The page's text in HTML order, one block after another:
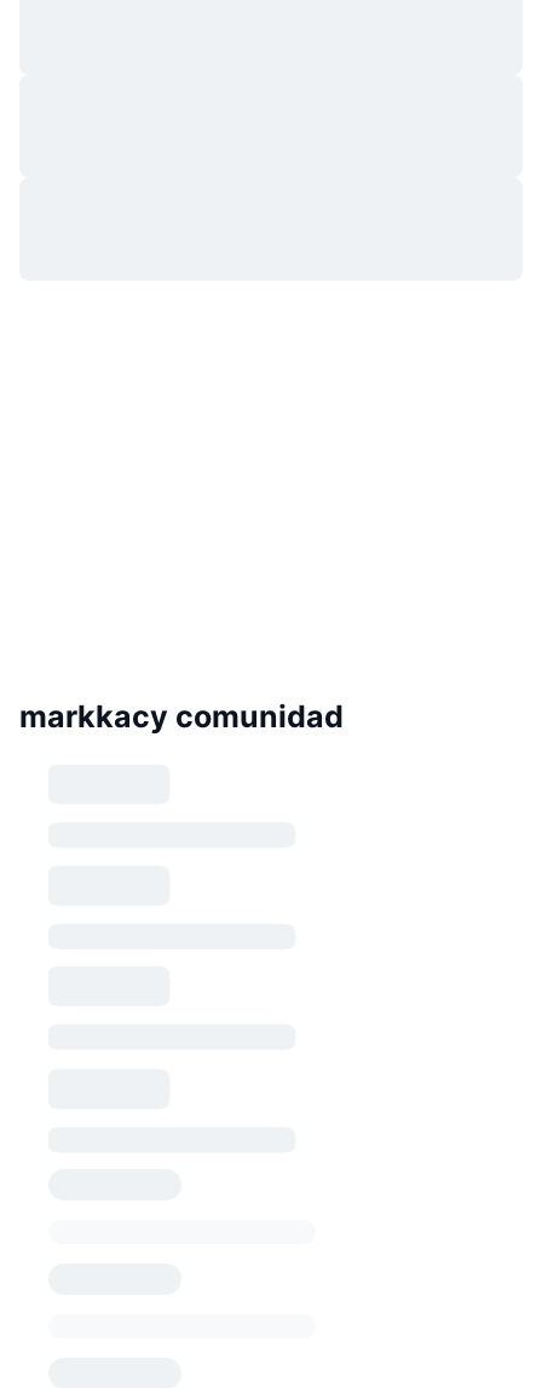
markkacy comunidad